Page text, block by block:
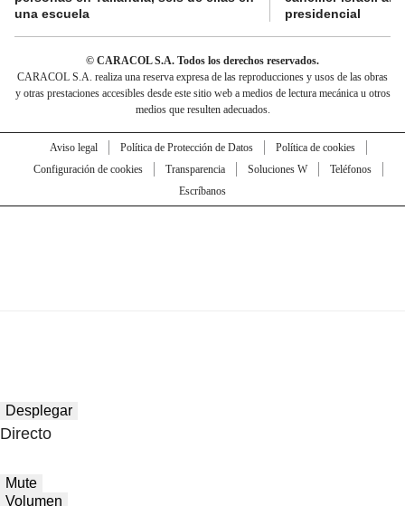
una escuela
presidencial
© CARACOL S.A. Todos los derechos reservados.
CARACOL S.A. realiza una reserva expresa de las reproducciones y usos de las obras
y otras prestaciones accesibles desde este sitio web a medios de lectura mecánica u otros
medios que resulten adecuados.
Aviso legal Política de Protección de Datos
Política de cookies
Configuración de cookies
Transparencia Soluciones W
Teléfonos
Escríbanos
Desplegar
Directo
Mute
Volumen